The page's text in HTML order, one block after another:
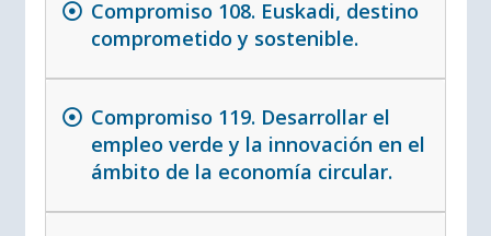
Compromiso 108. Euskadi, destino
comprometido y sostenible.
Compromiso 119. Desarrollar el
empleo verde y la innovación en el
ámbito de la economía circular.